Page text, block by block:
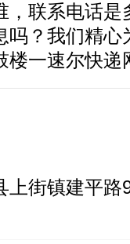
，联系电话是
吗？我们精心
楼一速尔快
上街镇建平路